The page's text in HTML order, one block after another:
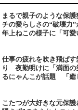
まるで親子のような保
チの愛らしさの“破壊力
年上ねこの様子に「可愛
仕事の疲れを吹き飛ばす
り 夜勤明けに「満面の
るにゃんこが話題 「癒
こたつが大好きな元保